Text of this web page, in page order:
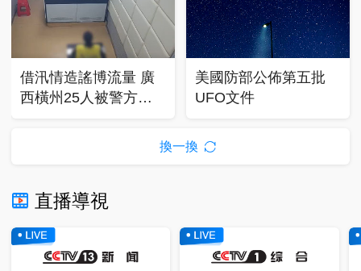
借汛情造謠博流量 廣
西橫州25人被警方依
美國防部公佈第五批
UFO文件
換一換
直播導視